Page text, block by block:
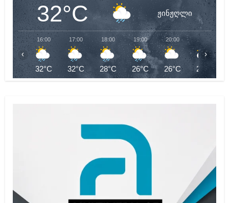
32°C ჟინჟღლი
16:00
32°C
17:00
32°C
18:00
28°C
19:00
26°C
20:00
26°C
21:00
26°C
‹ ›